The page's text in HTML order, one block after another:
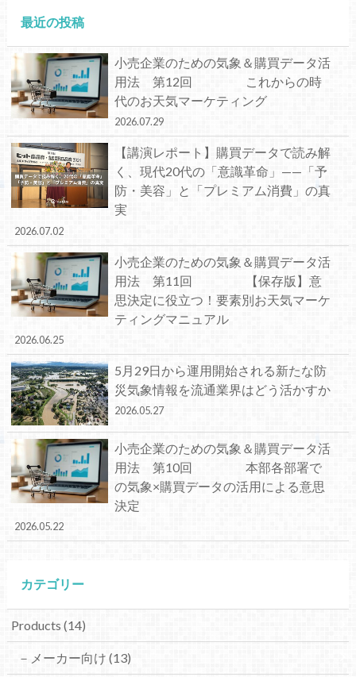
最近の投稿
小売企業のための気象＆購買データ活
用法 第12回 これからの時
代のお天気マーケティング
2026.07.29
【講演レポート】購買データで読み解
く、現代20代の「意識革命」——「予
防・美容」と「プレミアム消費」の真
実
2026.07.02
小売企業のための気象＆購買データ活
用法 第11回 【保存版】意
思決定に役立つ！要素別お天気マーケ
ティングマニュアル
2026.06.25
5月29日から運用開始される新たな防
災気象情報を流通業界はどう活かすか
2026.05.27
小売企業のための気象＆購買データ活
用法 第10回 本部各部署で
の気象×購買データの活用による意思
決定
2026.05.22
カテゴリー
Products (14)
－メーカー向け (13)